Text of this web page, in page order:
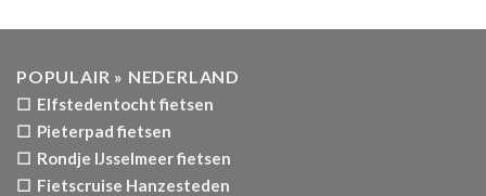
POPULAIR » NEDERLAND
☐ Elfstedentocht fietsen
☐ Pieterpad fietsen
☐ Rondje IJsselmeer fietsen
☐ Fietscruise Hanzesteden